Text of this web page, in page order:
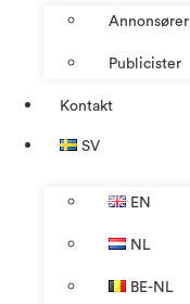
Annonsører
Publicister
Kontakt
SV
EN
NL
BE-NL